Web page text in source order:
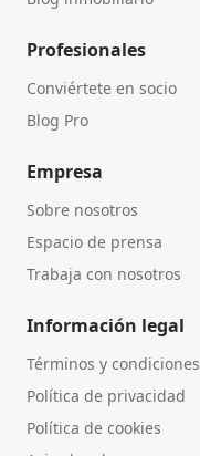
Profesionales
Conviértete en socio
Blog Pro
Empresa
Sobre nosotros
Espacio de prensa
Trabaja con nosotros
Información legal
Términos y condiciones
Política de privacidad
Política de cookies